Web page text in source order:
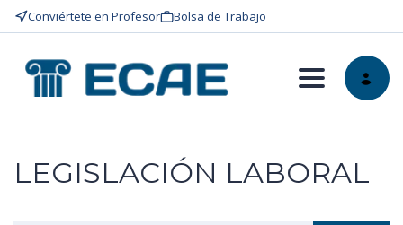
Conviértete en Profesor Bolsa de Trabajo
Toggle
LEGISLACIÓN LABORAL